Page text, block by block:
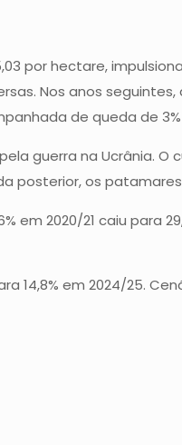
por hectare,
Nos anos
de queda de
guerra na Ucrânia. O
posterior, os
2020/21 caiu para
14,8% em 2024/25.